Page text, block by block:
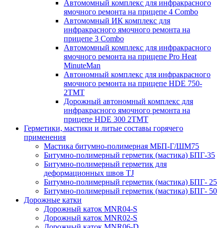
Автомомный комплекс для инфракрасного
ямочного ремонта на прицепе 4 Combo
Автомомный ИК комплекс для
инфракрасного ямочного ремонта на
прицепе 3 Combo
Автомомный комплекс для инфракрасного
ямочного ремонта на прицепе Pro Heat
MinuteMan
Автономный комплекс для инфракрасного
ямочного ремонта на прицепе HDE 750-
2TMT
Дорожный автономный комплекс для
инфракрасного ямочного ремонта на
прицепе HDE 300 2TMT
Герметики, мастики и литые составы горячего
применения
Мастика битумно-полимерная МБП-Г/ШМ75
Битумно-полимерный герметик (мастика) БПГ-35
Битумно-полимерный герметик для
деформационных швов TJ
Битумно-полимерный герметик (мастика) БПГ- 25
Битумно-полимерный герметик (мастика) БПГ- 50
Дорожные катки
Дорожный каток MNR04-S
Дорожный каток MNR02-S